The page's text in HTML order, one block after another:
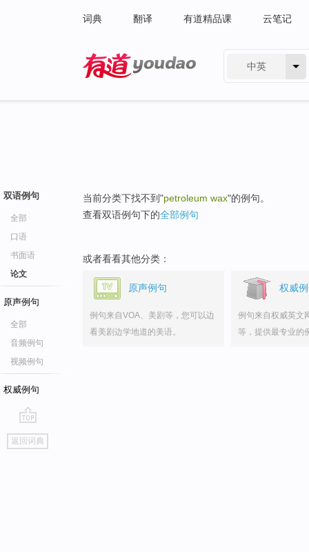
词典 翻译 有道精品课 云笔记
中英
双语例句
全部
口语
书面语
论文
原声例句
全部
音频例句
视频例句
权威例句
go
top
返回词典
当前分类下找不到"petroleum wax"的例句。
查看双语例句下的全部例句
或者看看其他分类：
原声例句
例句来自VOA、美剧等，您可以边
看美剧边学地道的美语。
权威
例句来自权威英文
等，提供最专业的